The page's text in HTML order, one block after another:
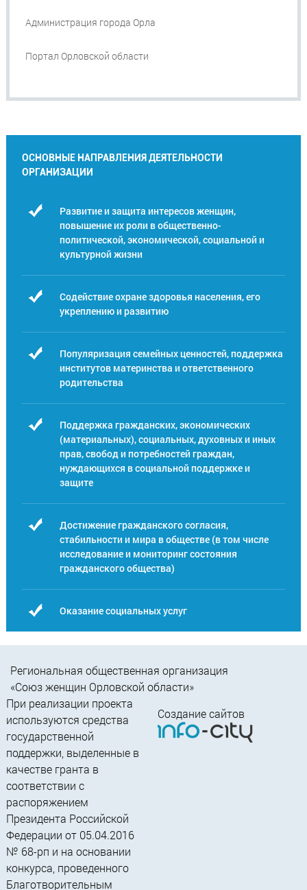
Администрация города Орла
Портал Орловской области
ОСНОВНЫЕ НАПРАВЛЕНИЯ ДЕЯТЕЛЬНОСТИ
ОРГАНИЗАЦИИ
Развитие и защита интересов женщин,
повышение их роли в общественно-
политической, экономической, социальной и
культурной жизни
Содействие охране здоровья населения, его
укреплению и развитию
Популяризация семейных ценностей, поддержка
институтов материнства и ответственного
родительства
Поддержка гражданских, экономических
(материальных), социальных, духовных и иных
прав, свобод и потребностей граждан,
нуждающихся в социальной поддержке и
защите
Достижение гражданского согласия,
стабильности и мира в обществе (в том числе
исследование и мониторинг состояния
гражданского общества)
Оказание социальных услуг
Региональная общественная организация
«Союз женщин Орловской области»
При реализации проекта
используются средства
государственной
поддержки, выделенные в
качестве гранта в
соответствии c
распоряжением
Президента Российской
Федерации от 05.04.2016
№ 68-рп и на основании
конкурса, проведенного
Благотворительным
Создание сайтов